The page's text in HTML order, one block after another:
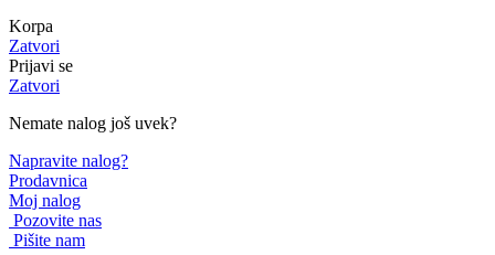
Korpa
Zatvori
Prijavi se
Zatvori
Nemate nalog još uvek?
Napravite nalog?
Prodavnica
Moj nalog
Pozovite nas
Pišite nam